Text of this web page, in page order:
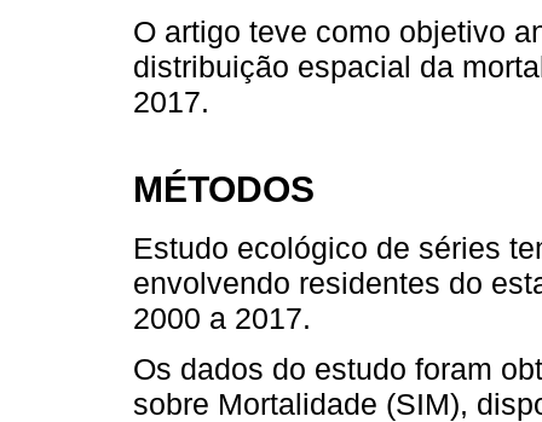
O artigo teve como objetivo
distribuição espacial da
2017.
MÉTODOS
Estudo ecológico de séries
envolvendo residentes do
2000 a 2017.
Os dados do estudo foram
sobre Mortalidade (SIM),